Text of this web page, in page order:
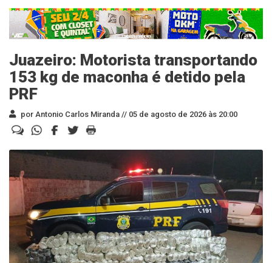
Juazeiro: Motorista transportando
153 kg de maconha é detido pela
PRF
por Antonio Carlos Miranda // 05 de agosto de 2026 às 20:00